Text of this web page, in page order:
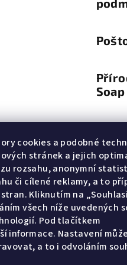
cookies a podobné
stránek a jejich
rozsahu, anonymní
či cílené reklamy, a to
Kliknutím na
všech níže uvedených
Pod tlačítkem
informace. Nastavení
a to i odvoláním
Soap